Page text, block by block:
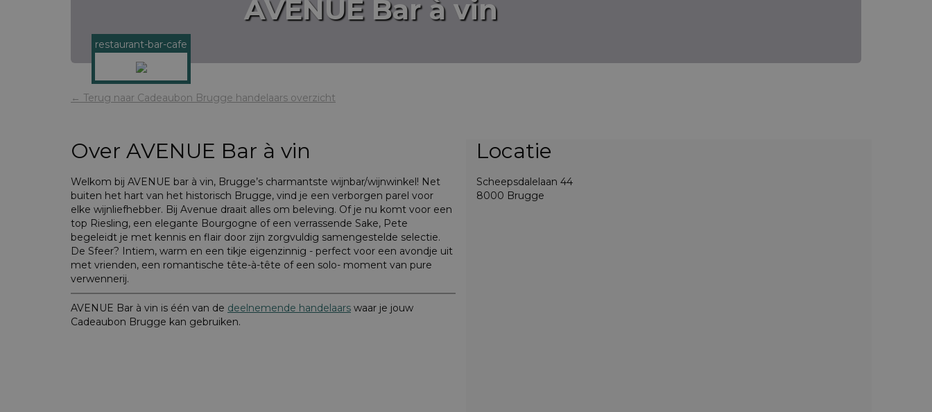
AVENUE Bar à vin
restaurant-bar-cafe
← Terug naar Cadeaubon Brugge handelaars overzicht
Over AVENUE Bar à vin
Welkom bij AVENUE bar à vin, Brugge’s charmantste wijnbar/wijnwinkel! Net
buiten het hart van het historisch Brugge, vind je een verborgen parel voor
elke wijnliefhebber. Bij Avenue draait alles om beleving. Of je nu komt voor een
top Riesling, een elegante Bourgogne of een verrassende Sake, Pete
begeleidt je met kennis en flair door zijn zorgvuldig samengestelde selectie.
De Sfeer? Intiem, warm en een tikje eigenzinnig - perfect voor een avondje uit
met vrienden, een romantische tête-à-tête of een solo- moment van pure
verwennerij.
AVENUE Bar à vin is één van de deelnemende handelaars waar je jouw
Cadeaubon Brugge kan gebruiken.
Locatie
Scheepsdalelaan 44
8000 Brugge